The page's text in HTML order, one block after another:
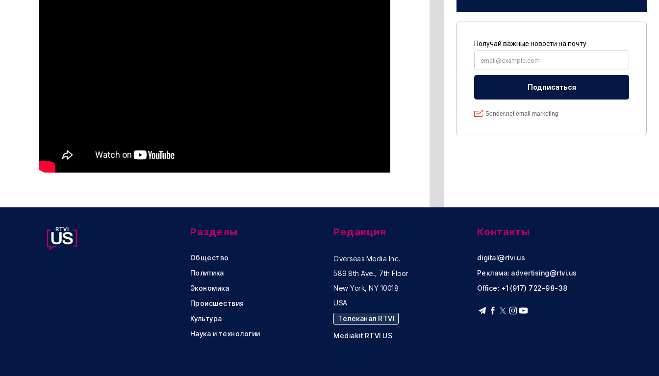
Разделы
Общество
Политика
Экономика
Происшествия
Культура
Наука и технологии
Редакция
Overseas Media Inc.
589 8th Ave., 7th Floor
New York, NY 10018
USA
Телеканал RTVI
Mediakit RTVI US
Контакты
digital@rtvi.us
Реклама: advertising@rtvi.us
Office: +1 (917) 722-98-38